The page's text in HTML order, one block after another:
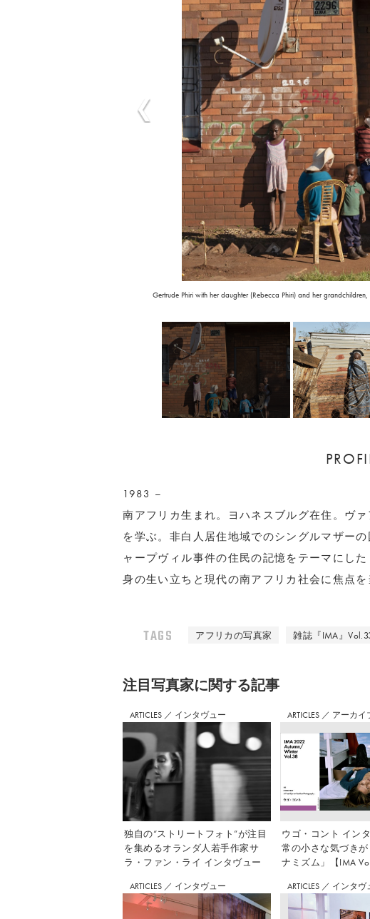
Gertrude Phiri with her daughter (Rebecca Phiri) and her
1983 –
南アフリカ生まれ。ヨハネスブルグ在住。ヴ
を学ぶ。非白人居住地域でのシングルマザー
ャープヴィル事件の住民の記憶をテーマにし
身の生い立ちと現代の南アフリカ社会に焦点を
TAGS アフリカの写真家 雑誌『IMA』
注⽬写真家に関する記事
ARTICLES ／ インタヴュー
独自の“ストリートフォト”が注目
を集めるオランダ人若手作家サ
ラ・ファン・ライ インタヴュー
ARTICLES ／ アーカイ
ウゴ・コント イン
常の小さな気づき
ナミズム」【IMA
ARTICLES ／ インタヴュー ARTICLES ／ インタヴ